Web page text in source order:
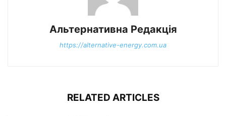
Альтернативна Редакція
https://alternative-energy.com.ua
RELATED ARTICLES